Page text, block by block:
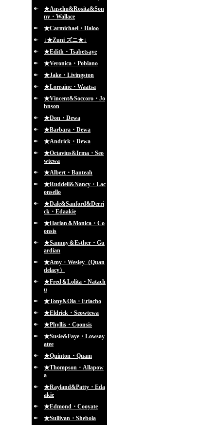
★Anselm&Rosita&Son
ny・Wallace
★Carmichael・Haloo
↓★Zuni ズニ★↓
★Edith・Tsabetsaye
★Veronica・Poblano
★Jake・Livingston
★Lorraine・Waatsa
★Vincent&Soccoro・Jo
hnson
★Don・Dewa
★Barbara・Dewa
★Andrick・Dewa
★Octavius&Irma・Seo
wtewa
★Albert・Banteah
★Ruddell&Nancy・Lac
onsello
★Dale&Sanford&Derri
ck・Edaakie
★Harlan＆Monica・Co
onsis
★Sammy＆Esther・Gu
ardian
★Amy・Wesley（Quan
delacy）
★Fred＆Lolita・Natach
u
★Tony&Ola・Eriacho
★Eldrick・Seowtewa
★Phyllis・Coonsis
★Susie&Faye・Lowsay
atee
★Quinton・Quam
★Thompson・Allapow
a
★Rayland&Patty・Eda
akie
★Edmond・Cooyate
★Sullivan・Shebola